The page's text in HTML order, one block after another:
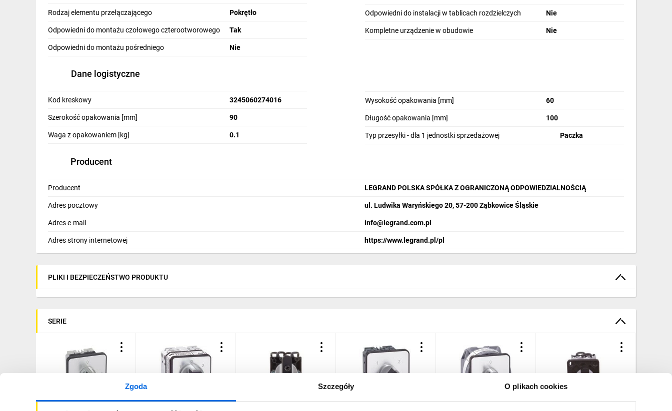
Zgoda Szczegóły O plikach cookies
Inne
Budowa i Remont
Elektronika
Smart home
Wentylacja i rekuperacja
Rodzaj elementu przełączającego Pokrętło
Odpowiedni do montażu czołowego czterootworowego Tak
Odpowiedni do montażu pośredniego Nie
Odpowiedni do instalacji w tablicach rozdzielczych Nie
Kompletne urządzenie w obudowie Nie
Dane logistyczne
Kod kreskowy 3245060274016
Szerokość opakowania [mm] 90
Waga z opakowaniem [kg] 0.1
Wysokość opakowania [mm] 60
Długość opakowania [mm] 100
Typ przesyłki - dla 1 jednostki sprzedażowej Paczka
Producent
Producent LEGRAND POLSKA SPÓŁKA Z OGRANICZONĄ ODPOWIEDZIALNOŚCIĄ
Adres pocztowy ul. Ludwika Waryńskiego 20, 57-200 Ząbkowice Śląskie
Adres e-mail info@legrand.com.pl
Adres strony internetowej https://www.legrand.pl/pl
PLIKI I BEZPIECZEŃSTWO PRODUKTU
SERIE